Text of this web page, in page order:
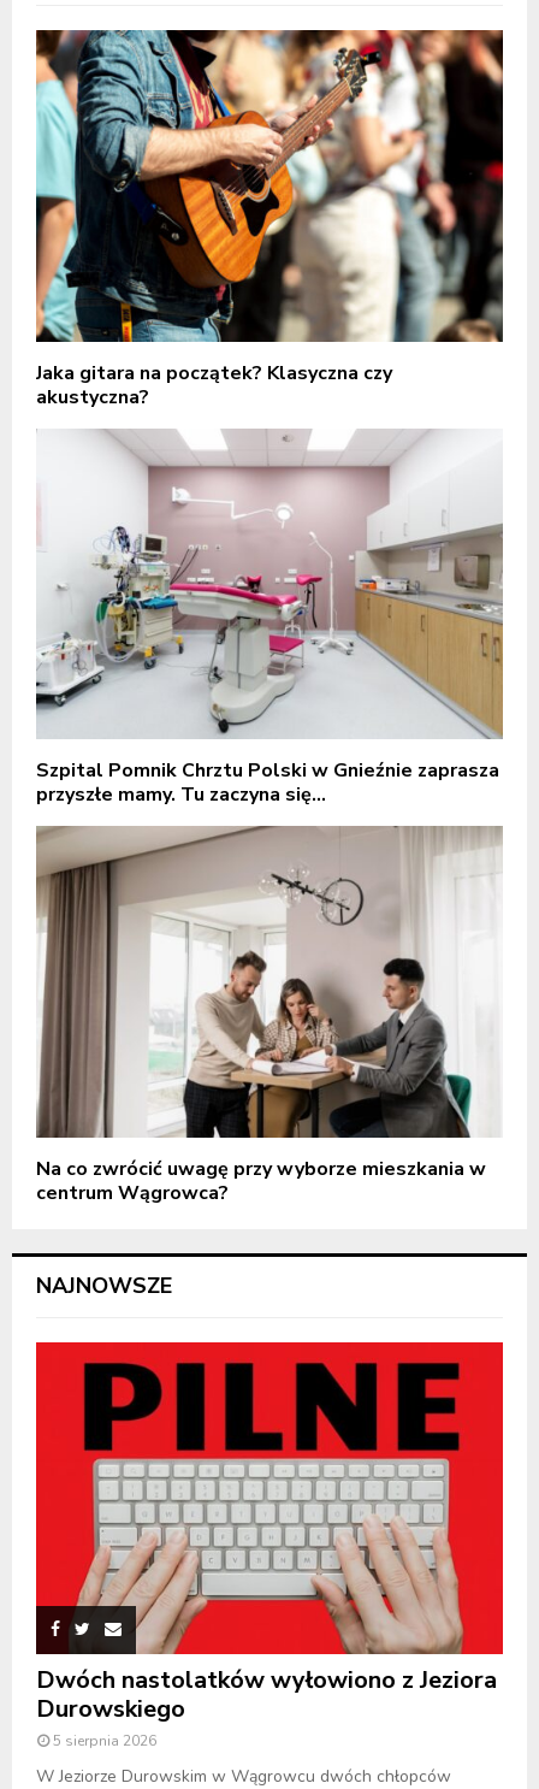
Jaka gitara na początek? Klasyczna czy
akustyczna?
Szpital Pomnik Chrztu Polski w Gnieźnie zaprasza
przyszłe mamy. Tu zaczyna się...
Na co zwrócić uwagę przy wyborze mieszkania w
centrum Wągrowca?
NAJNOWSZE
Dwóch nastolatków wyłowiono z Jeziora
Durowskiego
5 sierpnia 2026
W Jeziorze Durowskim w Wągrowcu dwóch chłopców